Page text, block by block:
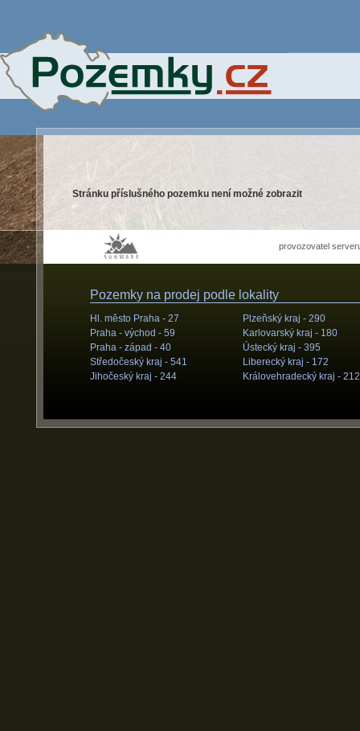
Stránku příslušného pozemku není možné zobrazit
provozovatel
Pozemky na prodej podle lokality
Hl. město Praha - 27
Praha - východ - 59
Praha - západ - 40
Středočeský kraj - 541
Jihočeský kraj - 244
Plzeňský kraj - 290
Karlovarský kraj - 180
Ústecký kraj - 395
Liberecký kraj - 172
Královehradecký kraj - 212